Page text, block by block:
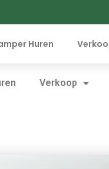
Huren
Verkoop